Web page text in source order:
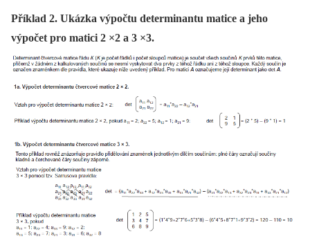
Příklad 2. Ukázka výpočtu determinantu matice a jeho
výpočet pro matici 2 ×2 a 3 ×3.